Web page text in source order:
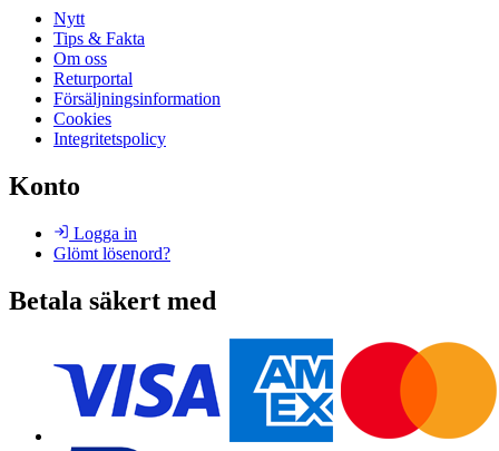
Nytt
Tips & Fakta
Om oss
Returportal
Försäljningsinformation
Cookies
Integritetspolicy
Konto
Logga in
Glömt lösenord?
Betala säkert med